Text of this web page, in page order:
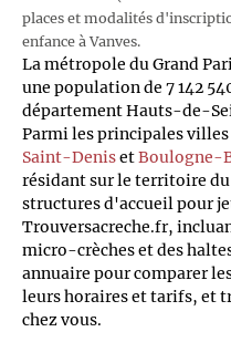
places et modalités
enfance à Vanves.
La métropole du Grand
une population de 7 142
département Hauts-de-
Parmi les principales
Saint-DenisetBoulogne-
résidant sur le territoire du
structures d'accueil pour
Trouversacreche.fr,
micro-crèches et des
annuaire pour comparer
leurs horaires et tarifs, et
chez vous.